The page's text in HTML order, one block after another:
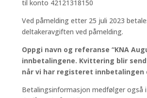
til konto 42121318150
Ved påmelding etter 25 juli 2023
deltakeravgiften ved påmelding.
Oppgi navn og referanse “KNA
innbetalingene. Kvittering blir
når vi har registeret innbetalingen
Betalingsinformasjon medfølger også